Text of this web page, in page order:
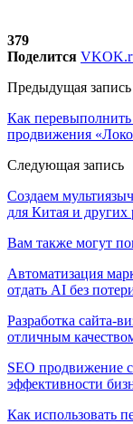
379
Поделится VK
Предыдущая запись
Как
продвижения
Следующая запись
Создаем
для Китая и других
Вам также могут
Автоматизация
отдать AI без
Разработка сайта-
отличным
SEO продвижение
эффективности
Как использовать